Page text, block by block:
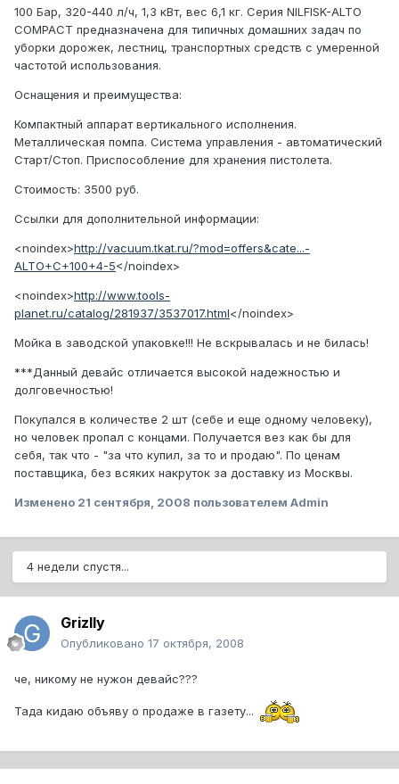
100 Бар, 320-440 л/ч, 1,3 кВт, вес 6,1 кг. Серия NILFISK-ALTO
COMPACT предназначена для типичных домашних задач по
уборки дорожек, лестниц, транспортных средств с умеренной
частотой использования.
Оснащения и преимущества:
Компактный аппарат вертикального исполнения.
Металлическая помпа. Система управления - автоматический
Старт/Стоп. Приспособление для хранения пистолета.
Стоимость: 3500 руб.
Ссылки для дополнительной информации:
<noindex>http://vacuum.tkat.ru/?mod=offers&cate...-
ALTO+C+100+4-5</noindex>
<noindex>http://www.tools-
planet.ru/catalog/281937/3537017.html</noindex>
Мойка в заводской упаковке!!! Не вскрывалась и не билась!
***Данный девайс отличается высокой надежностью и
долговечностью!
Покупался в количестве 2 шт (себе и еще одному человеку),
но человек пропал с концами. Получается вез как бы для
себя, так что - "за что купил, за то и продаю". По ценам
поставщика, без всяких накруток за доставку из Москвы.
Изменено 21 сентября, 2008 пользователем Admin
4 недели спустя...
Grizlly
Опубликовано 17 октября, 2008
че, никому не нужон девайс???
Тада кидаю объяву о продаже в газету...